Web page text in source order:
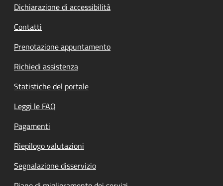
Dichiarazione di accessibilità
Contatti
Prenotazione appuntamento
Richiedi assistenza
Statistiche del portale
Leggi le FAQ
Pagamenti
Riepilogo valutazioni
Segnalazione disservizio